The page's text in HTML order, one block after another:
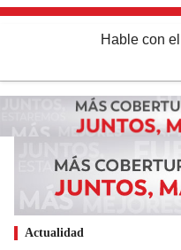
Hable con el
Actualidad